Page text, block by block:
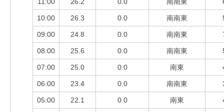
10:00 26.3 0.0 南南東
09:00 24.8 0.0 南南東
08:00 25.6 0.0 南南東
07:00 25.0 0.0 南東
06:00 23.4 0.0 南南東
05:00 22.1 0.0 南東